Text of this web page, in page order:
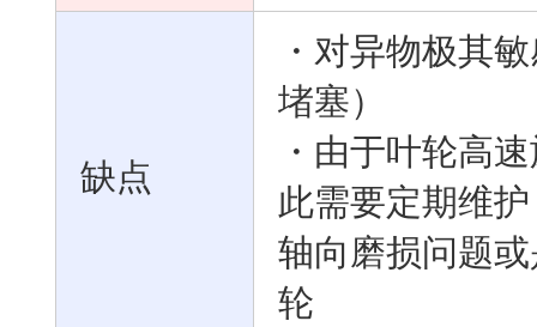
缺点
・对异物极其
堵塞）
・由于叶轮高
此需要定期维
轴向磨损问题
轮